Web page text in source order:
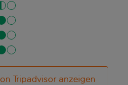
Tripadvisor anzeigen